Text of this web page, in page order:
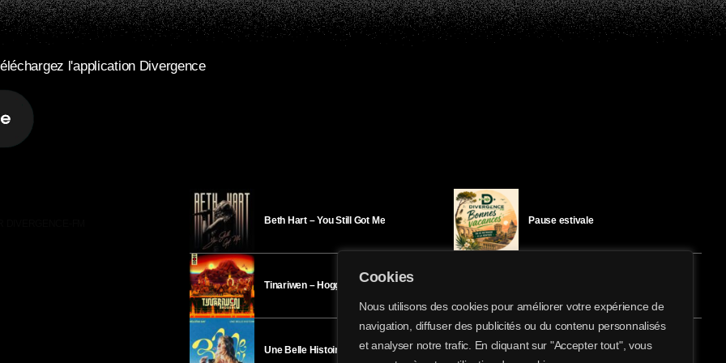
Cookies
Nous utilisons des cookies pour améliorer votre expérience de
navigation, diffuser des publicités ou du contenu personnalisés
et analyser notre trafic. En cliquant sur "Accepter tout", vous
share
email
l'application Divergence
Beth Hart – You Still Got Me
Tinariwen – Hoggar
Une Belle Histoire – Héloïse Bay
Pause estivale
Ici l’Ombre – mardi 28 juillet